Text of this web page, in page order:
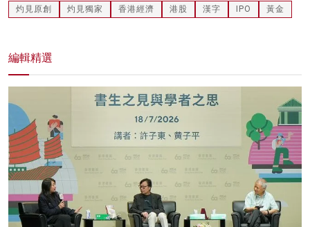
灼見原創 灼見獨家 香港經濟 港股 漢字 IPO 黃金
編輯精選